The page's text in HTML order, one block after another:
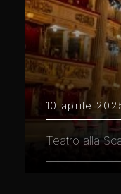
10 aprile
Teatro alla